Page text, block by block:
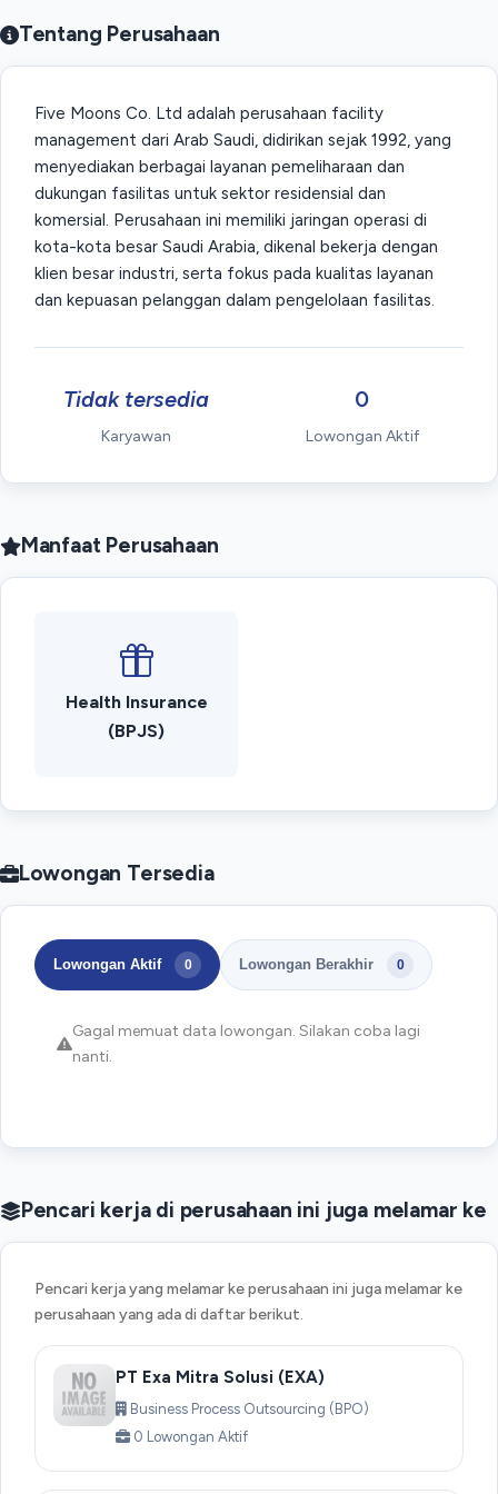
Tentang Perusahaan
Five Moons Co. Ltd adalah perusahaan facility
management dari Arab Saudi, didirikan sejak 1992, yang
menyediakan berbagai layanan pemeliharaan dan
dukungan fasilitas untuk sektor residensial dan
komersial. Perusahaan ini memiliki jaringan operasi di
kota-kota besar Saudi Arabia, dikenal bekerja dengan
klien besar industri, serta fokus pada kualitas layanan
dan kepuasan pelanggan dalam pengelolaan fasilitas.
Tidak tersedia
Karyawan
0
Lowongan Aktif
Manfaat Perusahaan
Health Insurance
(BPJS)
Lowongan Tersedia
Lowongan Aktif 0 Lowongan Berakhir 0
Gagal memuat data lowongan. Silakan coba lagi
nanti.
Pencari kerja di perusahaan ini juga melamar ke
Pencari kerja yang melamar ke perusahaan ini juga melamar ke
perusahaan yang ada di daftar berikut.
PT Exa Mitra Solusi (EXA)
Business Process Outsourcing (BPO)
0 Lowongan Aktif